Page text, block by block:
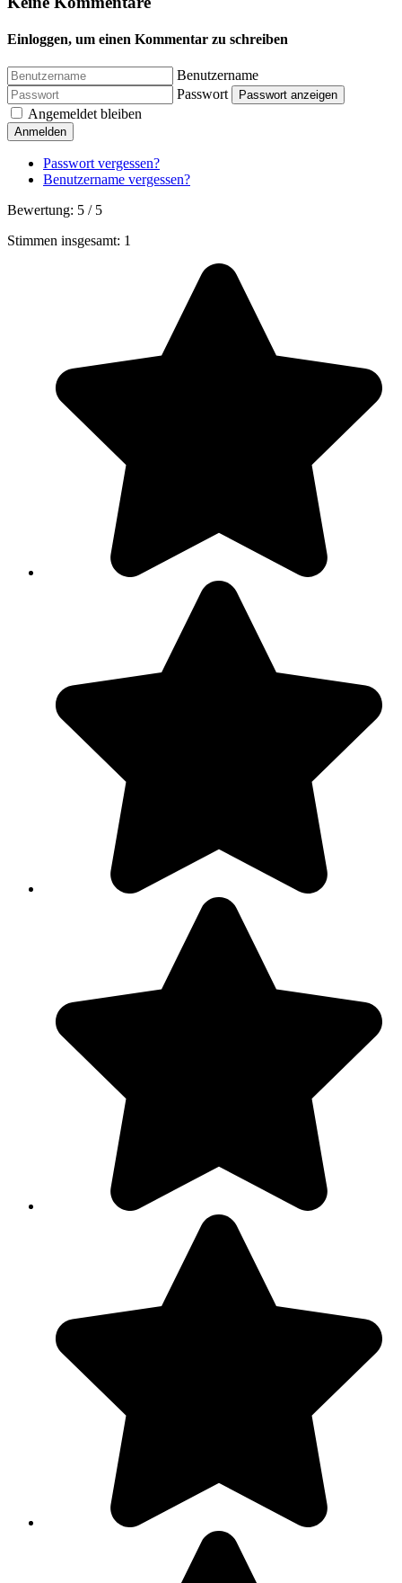
Einloggen, um einen Kommentar zu schreiben
Benutzername
Passwort
Passwort anzeigen
Angemeldet bleiben
Anmelden
Passwort vergessen?
Benutzername vergessen?
Bewertung: 5 / 5
Stimmen insgesamt: 1